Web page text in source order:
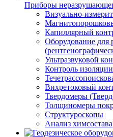
Приборы
Визуально-
Капиллярный
Оборудование для
Ультразвуковой
Контроль изоляции
Вихретоковый
Твердомеры
Толщиномеры
Структуроскопы
Анализ химсостава